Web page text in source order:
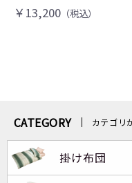
￥13,200 （税込）
CATEGORY カテゴリ
掛け布団